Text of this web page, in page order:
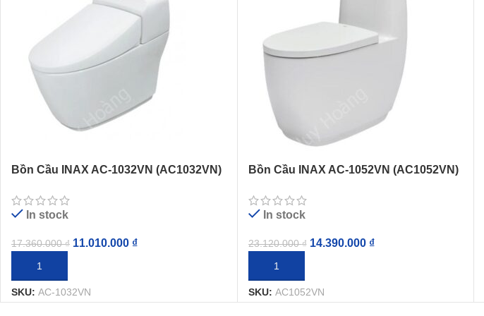
Bồn Cầu INAX AC-1032VN (AC1032VN)
In stock
17.360.000₫ 11.010.000 ₫
THÊM VÀO GIỎ HÀNG
SKU: AC-1032VN
Bồn Cầu INAX AC-1052VN (AC1052VN)
In stock
23.120.000₫ 14.390.000 ₫
THÊM VÀO GIỎ HÀNG
SKU: AC1052VN